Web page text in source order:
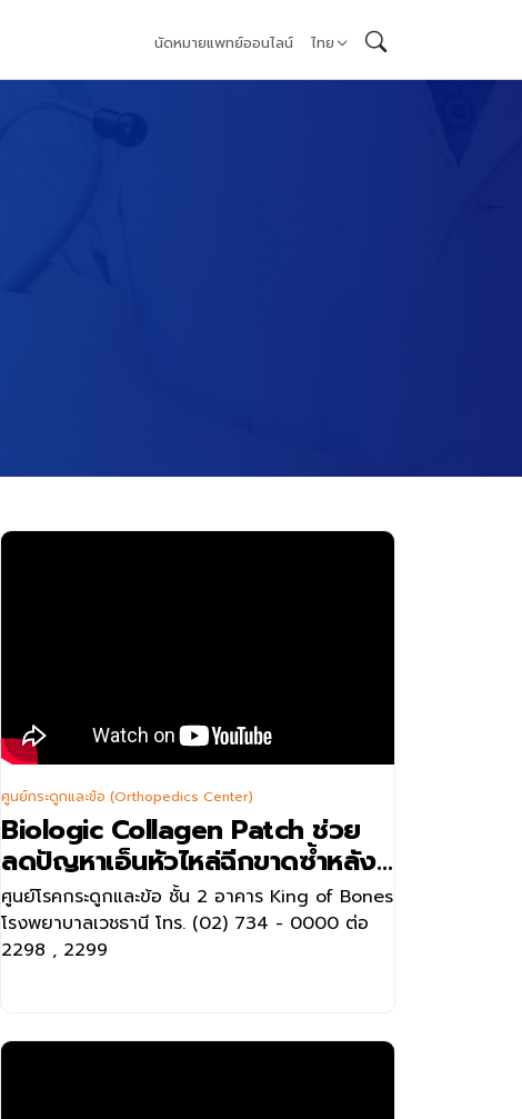
นัดหมายแพทย์ออนไลน์ ไทย
ติดต่อสอบถามเพิ่มเติมได้ที่
ศูนย์กระดูกและข้อ
โทร. 02-734-0000 ต่อ 2299
Biologic Collagen Patch ช่วย
ลดปัญหาเอ็นหัวไหล่ฉีกขาดซ้ำหลัง
ผ่าตัด
ศูนย์โรคกระดูกและข้อ ชั้น 2 อาคาร King of Bones
โรงพยาบาลเวชธานี โทร. (02) 734 - 0000 ต่อ
2298 , 2299
ศูนย์กระดูกและข้อ (Orthopedics Center)